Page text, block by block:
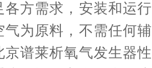
各方需求，安装和运
气为原料，不需任何
京谱莱析氧气发生器